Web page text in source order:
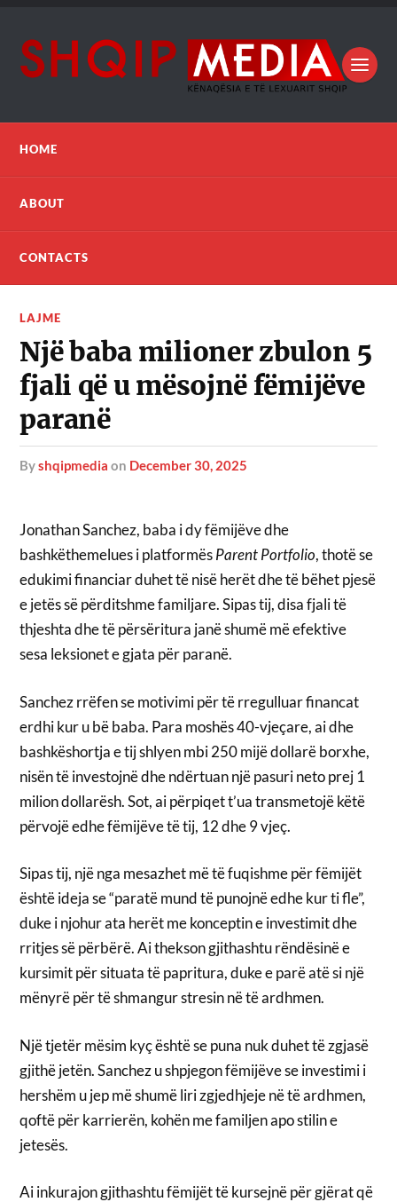
HOME
ABOUT
CONTACTS
LAJME
Një baba milioner zbulon 5
fjali që u mësojnë fëmijëve
paranë
byshqipmedia on December 30, 2025
Jonathan Sanchez, baba i dy fëmijëve dhe
bashkëthemelues i platformësParent Portfolio, thotë se
edukimi financiar duhet të nisë herët dhe të bëhet pjesë
e jetës së përditshme familjare. Sipas tij, disa fjali të
thjeshta dhe të përsëritura janë shumë më efektive
sesa leksionet e gjata për paranë.
Sanchez rrëfen se motivimi për të rregulluar financat
erdhi kur u bë baba. Para moshës 40-vjeçare, ai dhe
bashkëshortja e tij shlyen mbi 250 mijë dollarë borxhe,
nisën të investojnë dhe ndërtuan një pasuri neto prej 1
milion dollarësh. Sot, ai përpiqet t’ua transmetojë këtë
përvojë edhe fëmijëve të tij, 12 dhe 9 vjeç.
Sipas tij, një nga mesazhet më të fuqishme për fëmijët
është ideja se “paratë mund të punojnë edhe kur ti fle”,
duke i njohur ata herët me konceptin e investimit dhe
rritjes së përbërë. Ai thekson gjithashtu rëndësinë e
kursimit për situata të papritura, duke e parë atë si një
mënyrë për të shmangur stresin në të ardhmen.
Një tjetër mësim kyç është se puna nuk duhet të zgjasë
gjithë jetën. Sanchez u shpjegon fëmijëve se investimi i
hershëm u jep më shumë liri zgjedhjeje në të ardhmen,
qoftë për karrierën, kohën me familjen apo stilin e
jetesës.
Ai inkurajon gjithashtu fëmijët të kursejnë për gjërat që